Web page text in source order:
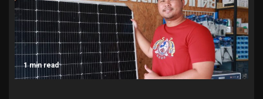
1 min read